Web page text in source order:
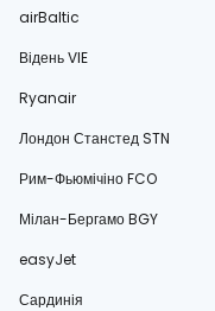
airBaltic
Відень VIE
Ryanair
Лондон Станстед STN
Рим-Фьюмічіно FCO
Мілан-Бергамо BGY
easyJet
Сардинія